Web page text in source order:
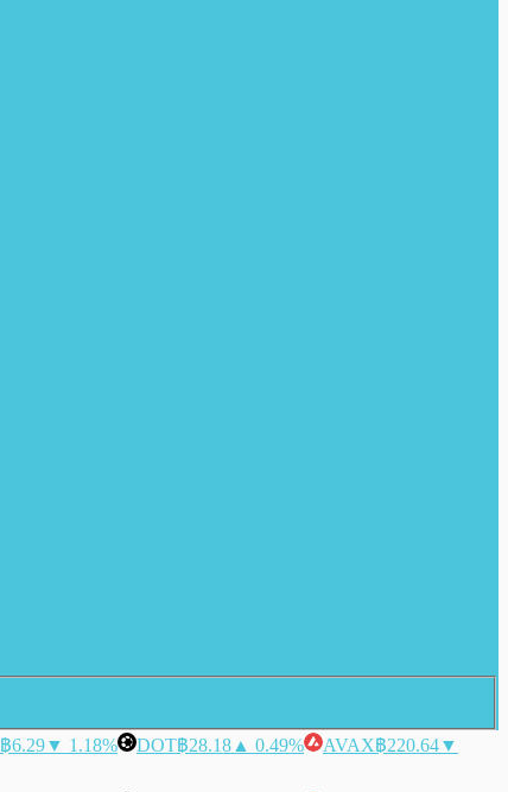
฿6.29▼ 1.18% DOT฿28.18 ▲ 0.49% AVAX฿220.64▼